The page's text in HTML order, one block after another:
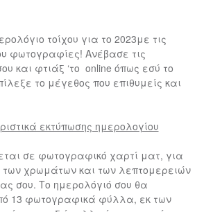
10.90€.
τοίχου για το 2023με τις
φωτογραφίες! Ανέβασε τις
και φτιάξ ‘το online όπως εσύ το
το μέγεθος που επιθυμείς και
εκτύπωσης ημερολογίου
σε φωτογραφικό χαρτί ματ, για
χρωμάτων και των λεπτομερειών
σου. Το ημερολόγιό σου θα
13 φωτογραφικά φύλλα, εκ των